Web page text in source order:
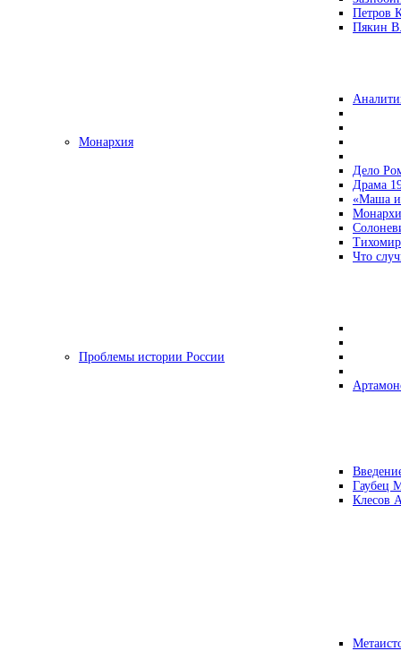
Петров
Пякин
Монархия
Дело
Драма
«Маша и
Что
Проблемы истории России
Гаубец
Клесов